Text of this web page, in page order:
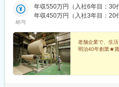
給与
年収550万円（入社6年目：30
年収450万円（入社3年目：20
老舗企業で、生
明治40年創業★